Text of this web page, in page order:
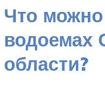
Что
водоемах
области?